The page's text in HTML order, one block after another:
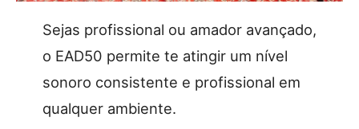
Sejas profissional ou amador avançado,
o EAD50 permite te atingir um nível
sonoro consistente e profissional em
qualquer ambiente.